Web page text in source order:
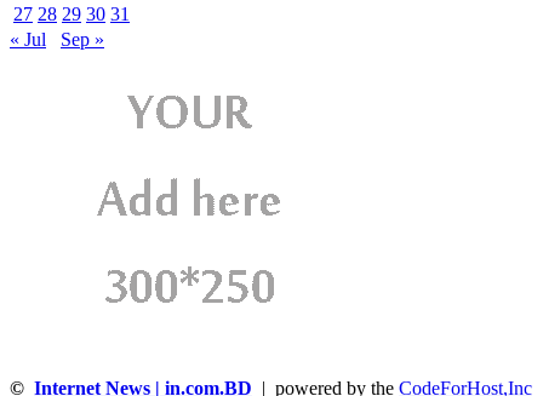
27 28 29 30 31
« Jul
Sep »
© Internet News | in.com.BD | powered by the CodeForHost,Inc